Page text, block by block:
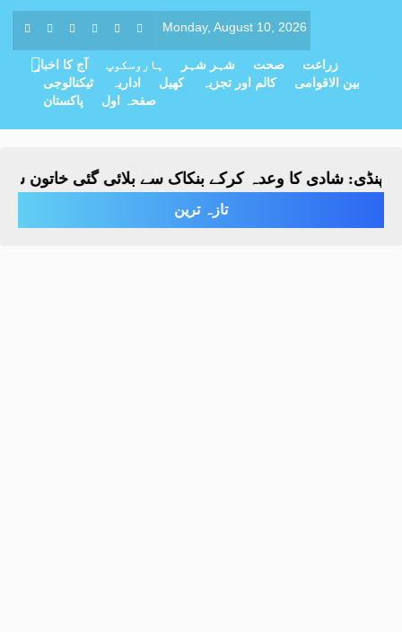
Monday, August 10, 2026
آج کا اخبار ہاروسکوپ شہر شہر صحت
زراعت
ٹیکنالوجی
اداریہ کھیل کالم اور تجزیہ
بین الاقوامی
پاکستان
صفحہ اول
شادی کا وعدہ کرکے بنکاک سے بلائی گئی خاتون سے
تازہ ترین